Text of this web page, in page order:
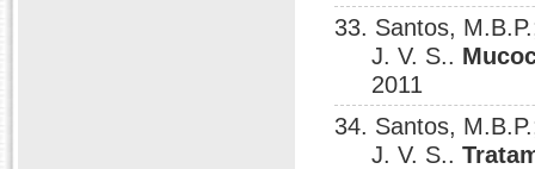
33. Santos,
J. V. S..
2011
34. Santos,
J. V. S..